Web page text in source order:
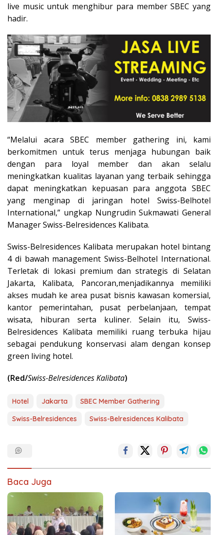
live music untuk menghibur para member SBEC yang
hadir.
“Melalui acara SBEC member gathering ini, kami
berkomitmen untuk terus menjaga hubungan baik
dengan para loyal member dan akan selalu
meningkatkan kualitas layanan yang terbaik sehingga
dapat meningkatkan kepuasan para anggota SBEC
yang menginap di jaringan hotel Swiss-Belhotel
International,” ungkap Nungrudin Sukmawati General
Manager Swiss-Belresidences Kalibata.
Swiss-Belresidences Kalibata merupakan hotel bintang
4 di bawah management Swiss-Belhotel International.
Terletak di lokasi premium dan strategis di Selatan
Jakarta, Kalibata, Pancoran,menjadikannya memiliki
akses mudah ke area pusat bisnis kawasan komersial,
kantor pemerintahan, pusat perbelanjaan, tempat
wisata, hiburan serta kuliner. Selain itu, Swiss-
Belresidences Kalibata memiliki ruang terbuka hijau
sebagai pendukung konservasi alam dengan konsep
green living hotel.
(Red/Swiss-Belresidences Kalibata)
Hotel Jakarta
SBEC Member Gathering
Swiss-Belresidences
Swiss-Belresidences Kalibata
Baca Juga